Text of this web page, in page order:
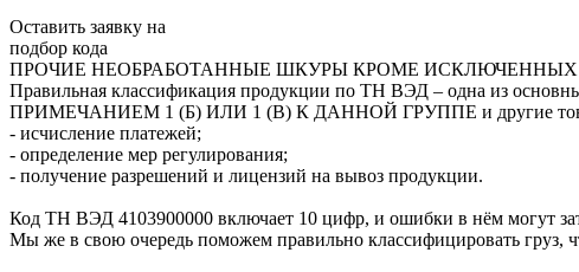
Оставить заявку на
подбор кода
ПРОЧИЕ НЕОБРАБОТАННЫЕ ШКУРЫ КРОМЕ ИСКЛЮЧЕННЫХ
Правильная классификация продукции по ТН ВЭД – одна из
ПРИМЕЧАНИЕМ 1 (Б) ИЛИ 1 (В) К ДАННОЙ ГРУППЕ и другие
- исчисление платежей;
- определение мер регулирования;
- получение разрешений и лицензий на вывоз продукции.
Код ТН ВЭД 4103900000 включает 10 цифр, и ошибки в нём могут
Мы же в свою очередь поможем правильно классифицировать груз,